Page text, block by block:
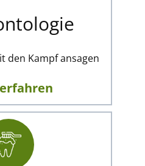
den Kampf ansagen